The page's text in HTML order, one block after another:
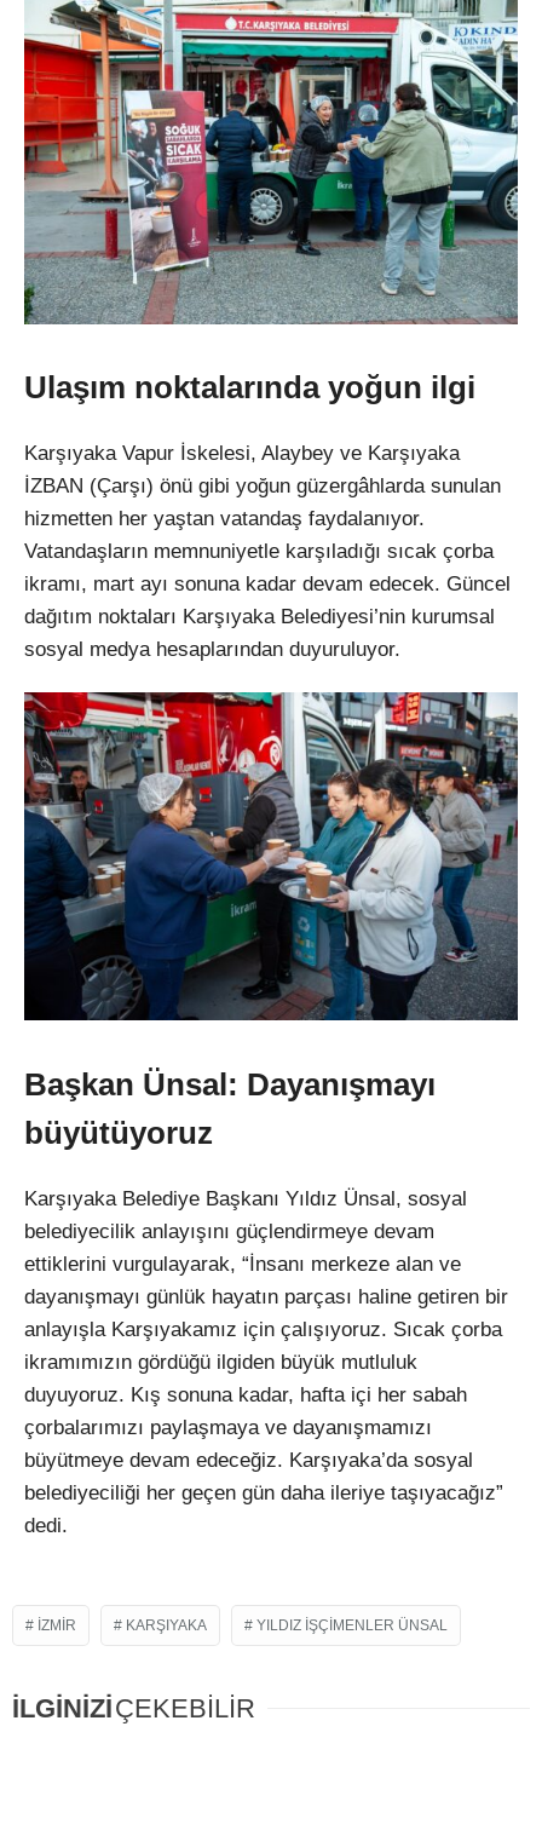
Ulaşım noktalarında yoğun ilgi
Karşıyaka Vapur İskelesi, Alaybey ve Karşıyaka
İZBAN (Çarşı) önü gibi yoğun güzergâhlarda sunulan
hizmetten her yaştan vatandaş faydalanıyor.
Vatandaşların memnuniyetle karşıladığı sıcak çorba
ikramı, mart ayı sonuna kadar devam edecek. Güncel
dağıtım noktaları Karşıyaka Belediyesi’nin kurumsal
sosyal medya hesaplarından duyuruluyor.
Başkan Ünsal: Dayanışmayı
büyütüyoruz
Karşıyaka Belediye Başkanı Yıldız Ünsal, sosyal
belediyecilik anlayışını güçlendirmeye devam
ettiklerini vurgulayarak, “İnsanı merkeze alan ve
dayanışmayı günlük hayatın parçası haline getiren bir
anlayışla Karşıyakamız için çalışıyoruz. Sıcak çorba
ikramımızın gördüğü ilgiden büyük mutluluk
duyuyoruz. Kış sonuna kadar, hafta içi her sabah
çorbalarımızı paylaşmaya ve dayanışmamızı
büyütmeye devam edeceğiz. Karşıyaka’da sosyal
belediyeciliği her geçen gün daha ileriye taşıyacağız”
dedi.
IZMIR KARŞIYAKA YILDIZ IŞÇIMENLER ÜNSAL
İLGİNİZİÇEKEBİLİR